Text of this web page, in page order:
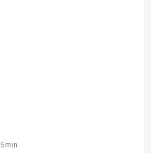
5min